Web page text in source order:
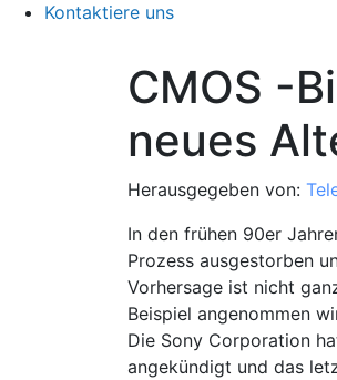
Kontaktiere uns
CMOS -
neues
Herausgegeben von:
In den frühen 90er
Prozess ausgestorben
Vorhersage ist nicht
Beispiel angenommen
Die Sony Corporation
angekündigt und das